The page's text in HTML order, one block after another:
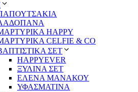
HAPPY
CELFIE & CO
ΣΕΤ
HAPPYEVER
ΞΥΛΙΝΑ ΣΕΤ
ΕΛΕΝΑ ΜΑΝΑΚΟΥ
ΥΦΑΣΜΑΤΙΝΑ